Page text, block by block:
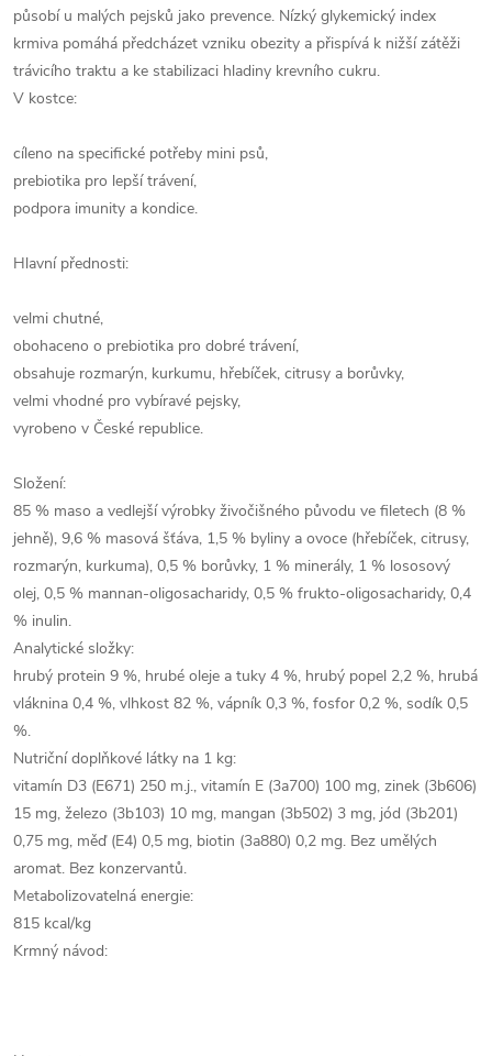
působí u malých pejsků jako prevence. Nízký glykemický index
krmiva pomáhá předcházet vzniku obezity a přispívá k nižší zátěži
trávicího traktu a ke stabilizaci hladiny krevního cukru.
V kostce:
cíleno na specifické potřeby mini psů,
prebiotika pro lepší trávení,
podpora imunity a kondice.
Hlavní přednosti:
velmi chutné,
obohaceno o prebiotika pro dobré trávení,
obsahuje rozmarýn, kurkumu, hřebíček, citrusy a borůvky,
velmi vhodné pro vybíravé pejsky,
vyrobeno v České republice.
Složení:
85 % maso a vedlejší výrobky živočišného původu ve filetech (8 %
jehně), 9,6 % masová šťáva, 1,5 % byliny a ovoce (hřebíček, citrusy,
rozmarýn, kurkuma), 0,5 % borůvky, 1 % minerály, 1 % lososový
olej, 0,5 % mannan-oligosacharidy, 0,5 % frukto-oligosacharidy, 0,4
% inulin.
Analytické složky:
hrubý protein 9 %, hrubé oleje a tuky 4 %, hrubý popel 2,2 %, hrubá
vláknina 0,4 %, vlhkost 82 %, vápník 0,3 %, fosfor 0,2 %, sodík 0,5
%.
Nutriční doplňkové látky na 1 kg:
vitamín D3 (E671) 250 m.j., vitamín E (3a700) 100 mg, zinek (3b606)
15 mg, železo (3b103) 10 mg, mangan (3b502) 3 mg, jód (3b201)
0,75 mg, měď (E4) 0,5 mg, biotin (3a880) 0,2 mg. Bez umělých
aromat. Bez konzervantů.
Metabolizovatelná energie:
815 kcal/kg
Krmný návod: